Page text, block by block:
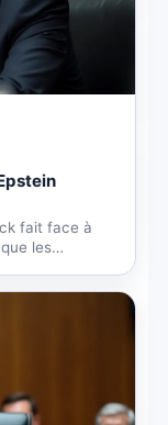
fait face à
les